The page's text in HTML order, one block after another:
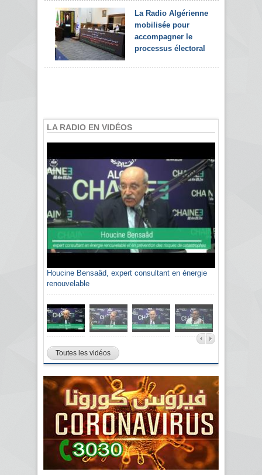
La Radio Algérienne
mobilisée pour
accompagner le
processus électoral
LA RADIO EN VIDÉOS
Houcine Bensaâd, expert consultant en énergie
renouvelable
Toutes les vidéos